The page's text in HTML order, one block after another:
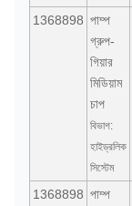
1368898 পাম্প
গ্রুপ-
গিয়ার
মিডিয়াম
চাপ
বিভাগ:
হাইড্রলিক
সিস্টেম
1368898 পাম্প